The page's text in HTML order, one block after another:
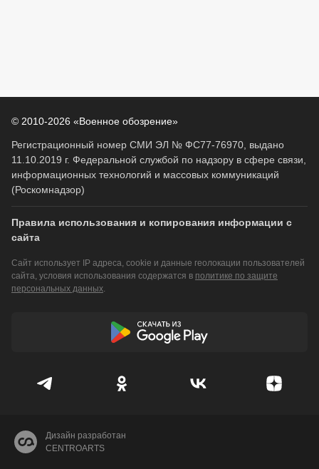
© 2010-2026 «Военное обозрение»
Регистрационный номер СМИ ЭЛ № ФС77-76970, выдано
11.10.2019 г. Федеральной службой по надзору в сфере связи,
информационных технологий и массовых коммуникаций
(Роскомнадзор)
Правила использования и копирования информации с
сайта
Сайт использует IP адреса, cookie и данные геолокации пользователей
сайта, условия использования содержатся в политике по защите
персональных данных.
Дизайн разработан
CENTROARTS